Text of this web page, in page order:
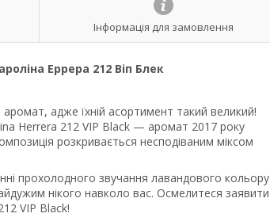
Інформація для замовлення
Еррера 212 Віп Блек
адже їхній асортимент такий великий!
Herrera 212 VIP Black — аромат 2017 року
розкривається несподіваним міксом
прохолодного звучання лавандового кольору
нікого навколо вас. Осмелитеся заявити
VIP Black!